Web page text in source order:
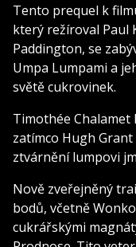
Tento prequel k
který režíroval Paul
Paddington, se
Umpa Lumpami a
světě cukrovinek.
Timothée Chalamet
zatímco Hugh
ztvárnění lumpovi
Nově zveřejněný
bodů, včetně
cukrářskými